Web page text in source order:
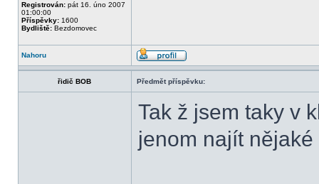
Registrován: pát 16. úno 2007
01:00:00
Příspěvky: 1600
Bydliště: Bezdomovec
Nahoru
řidič BOB Předmět příspěvku:
Tak ž jsem taky v
jenom najít